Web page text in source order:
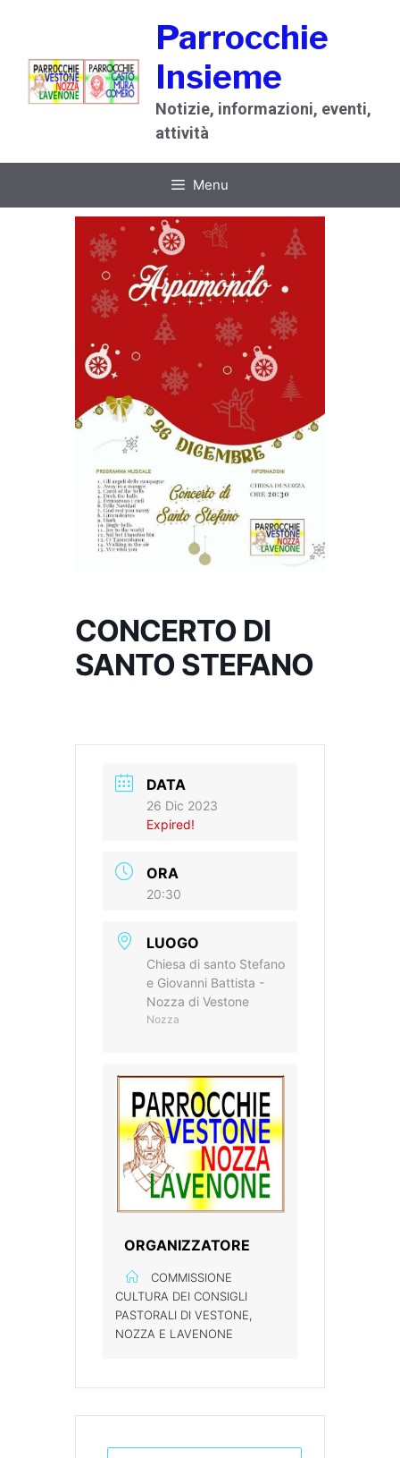
contenuto
Parrocchie
Insieme
Notizie, informazioni, eventi,
attività
Menu
CONCERTO DI
SANTO STEFANO
DATA
26 Dic 2023
Expired!
ORA
20:30
LUOGO
Chiesa di santo Stefano
e Giovanni Battista -
Nozza di Vestone
Nozza
ORGANIZZATORE
COMMISSIONE
CULTURA DEI CONSIGLI
PASTORALI DI VESTONE,
NOZZA E LAVENONE